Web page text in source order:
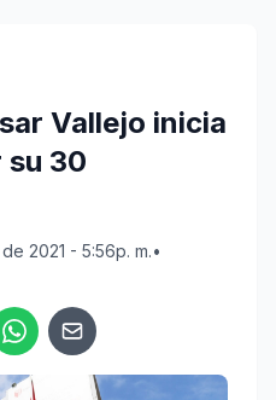
Vallejo inicia
su 30
2021 - 5:56p. m.•